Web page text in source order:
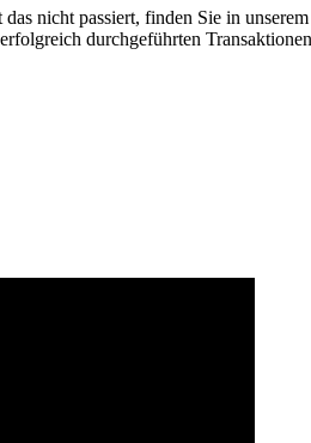
nicht passiert, finden Sie in
durchgeführten